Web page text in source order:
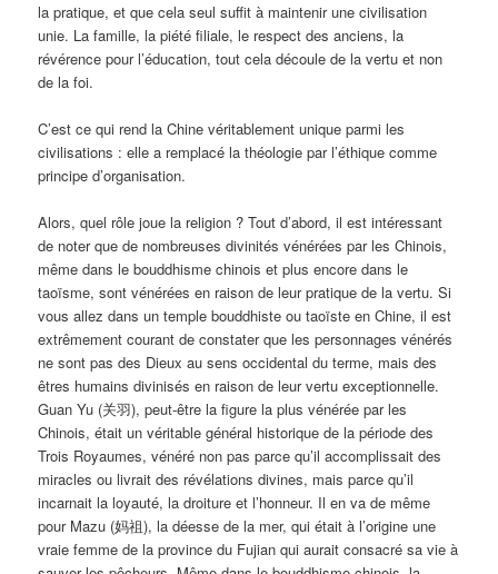
la pratique, et que cela seul suffit à maintenir une civilisation
unie. La famille, la piété filiale, le respect des anciens, la
révérence pour l’éducation, tout cela découle de la vertu et non
de la foi.
C’est ce qui rend la Chine véritablement unique parmi les
civilisations : elle a remplacé la théologie par l’éthique comme
principe d’organisation.
Alors, quel rôle joue la religion ? Tout d’abord, il est intéressant
de noter que de nombreuses divinités vénérées par les Chinois,
même dans le bouddhisme chinois et plus encore dans le
taoïsme, sont vénérées en raison de leur pratique de la vertu. Si
vous allez dans un temple bouddhiste ou taoïste en Chine, il est
extrêmement courant de constater que les personnages vénérés
ne sont pas des Dieux au sens occidental du terme, mais des
êtres humains divinisés en raison de leur vertu exceptionnelle.
Guan Yu (关羽), peut-être la figure la plus vénérée par les
Chinois, était un véritable général historique de la période des
Trois Royaumes, vénéré non pas parce qu’il accomplissait des
miracles ou livrait des révélations divines, mais parce qu’il
incarnait la loyauté, la droiture et l’honneur. Il en va de même
pour Mazu (妈祖), la déesse de la mer, qui était à l’origine une
vraie femme de la province du Fujian qui aurait consacré sa vie à